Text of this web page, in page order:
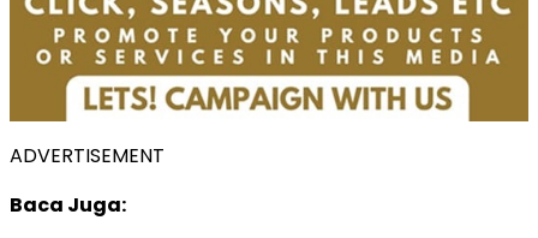
ADVERTISEMENT
Baca Juga: